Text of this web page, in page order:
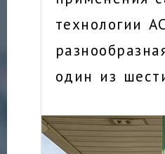
технологии
один из